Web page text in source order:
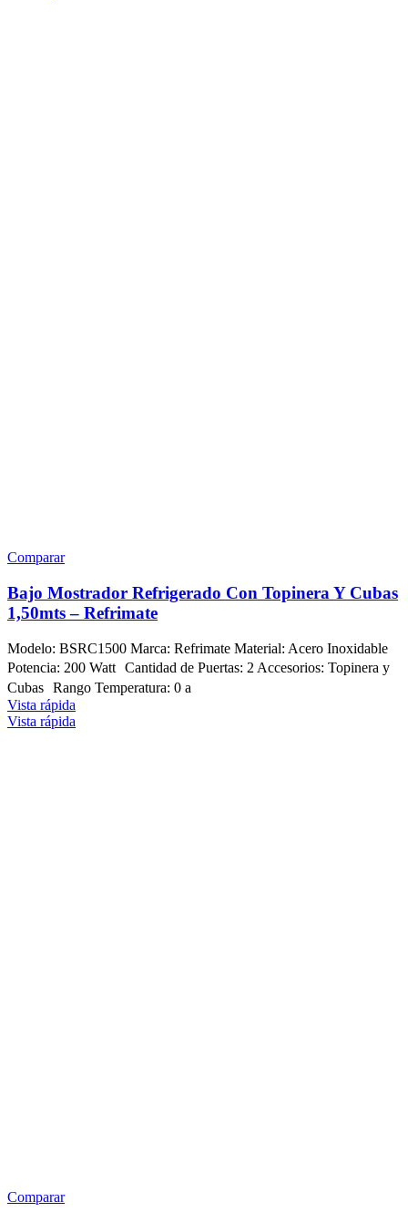
Comparar
Bajo Mostrador Refrigerado Con Topinera Y Cubas
1,50mts – Refrimate
Modelo: BSRC1500 Marca: Refrimate Material: Acero Inoxidable
Potencia: 200 Watt Cantidad de Puertas: 2 Accesorios: Topinera y
Cubas Rango Temperatura: 0 a
Vista rápida
Vista rápida
Comparar